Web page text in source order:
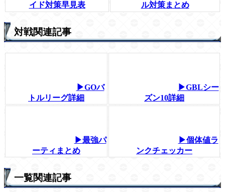
イド対策早見表
ル対策まとめ
対戦関連記事
▶GOバ
トルリーグ詳細
▶GBLシー
ズン10詳細
▶最強パ
ーティまとめ
▶個体値ラ
ンクチェッカー
一覧関連記事